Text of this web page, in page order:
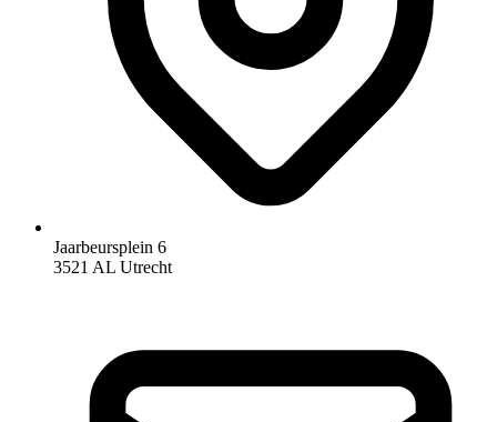
Jaarbeursplein 6
3521 AL Utrecht